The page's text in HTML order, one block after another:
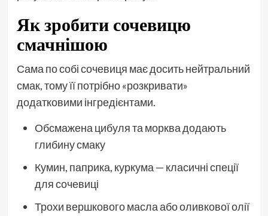
Як зробити сочевицю
смачнішою
Сама по собі сочевиця має досить нейтральний
смак, тому її потрібно «розкривати»
додатковими інгредієнтами.
Обсмажена цибуля та морква додають
глибину смаку
Кумин, паприка, куркума — класичні спеції
для сочевиці
Трохи вершкового масла або оливкової олії